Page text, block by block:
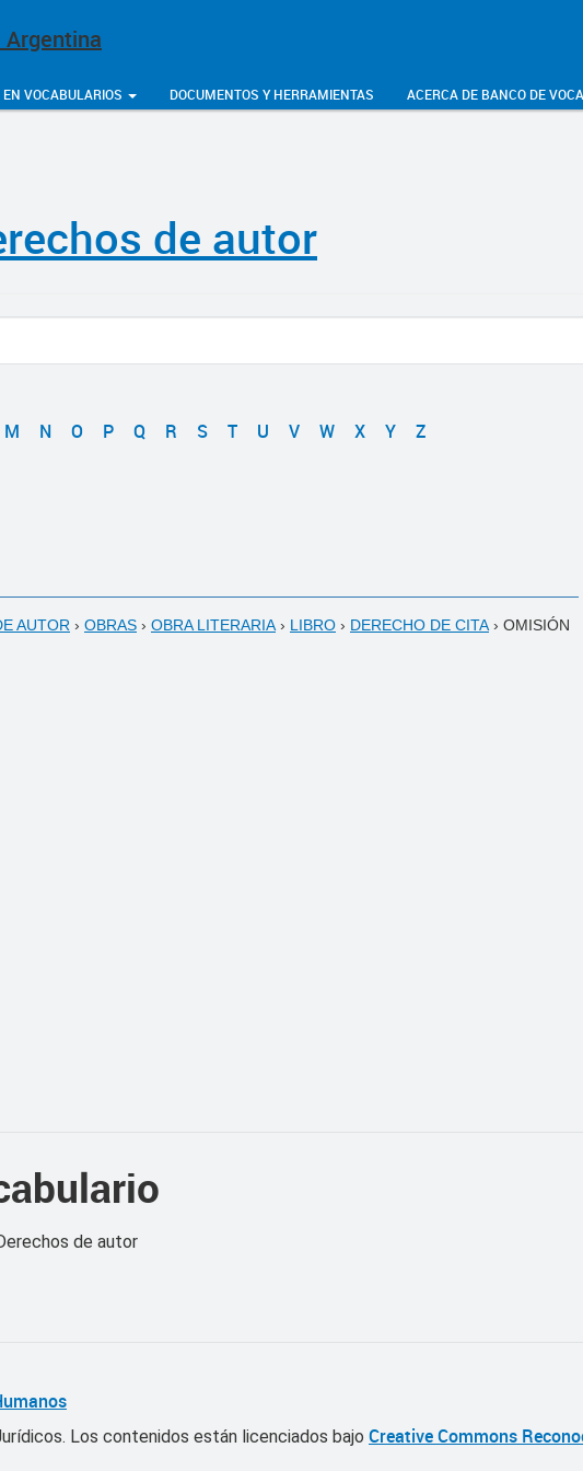
VOCABULARIOS DOCUMENTOS Y HERRAMIENTAS ACERCA DE BANCO DE
de autor
M N O P Q R S T U V W X Y Z
AUTOR › OBRAS › OBRA LITERARIA › LIBRO › DERECHO DE CITA › OMISIÓN
de autor
Los contenidos están licenciados bajo Creative Commons